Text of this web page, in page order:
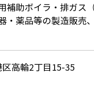
補助ボイラ・排ガス
・薬品等の製造販売
高輪2丁目15-35